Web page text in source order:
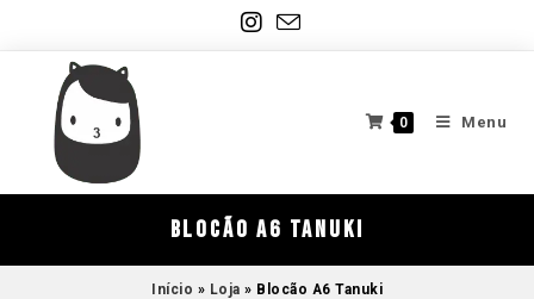
0 Menu
Blocão A6 Tanuki
Início » Loja » Blocão A6 Tanuki